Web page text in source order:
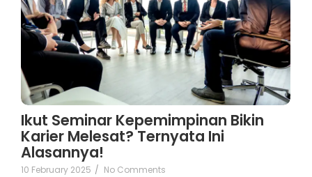
Ikut Seminar Kepemimpinan Bikin
Karier Melesat? Ternyata Ini
Alasannya!
10 February 2025 / No Comments